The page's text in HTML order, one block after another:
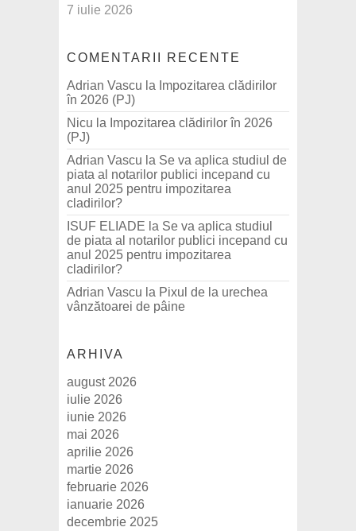
7 iulie 2026
COMENTARII RECENTE
Adrian Vascu la Impozitarea clădirilor
în 2026 (PJ)
Nicu la Impozitarea clădirilor în 2026
(PJ)
Adrian Vascu la Se va aplica studiul de
piata al notarilor publici incepand cu
anul 2025 pentru impozitarea
cladirilor?
ISUF ELIADE la Se va aplica studiul
de piata al notarilor publici incepand cu
anul 2025 pentru impozitarea
cladirilor?
Adrian Vascu la Pixul de la urechea
vânzătoarei de pâine
ARHIVA
august 2026
iulie 2026
iunie 2026
mai 2026
aprilie 2026
martie 2026
februarie 2026
ianuarie 2026
decembrie 2025